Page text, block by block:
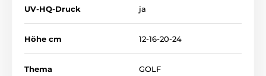
UV-HQ-Druck ja
Höhe cm 12-16-20-24
Thema GOLF